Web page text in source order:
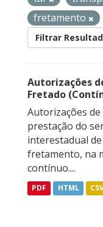
fretamento
Filtrar
Autorizações
Fretado
Autorizações
prestação do
interestadual
fretamento, na
contínuo....
PDF HTML